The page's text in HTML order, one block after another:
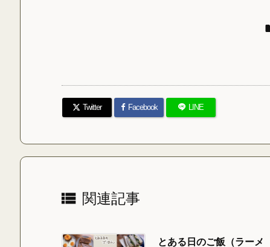
Twitter Facebook LINE
 関連記事
とある日のご飯（ラーメ